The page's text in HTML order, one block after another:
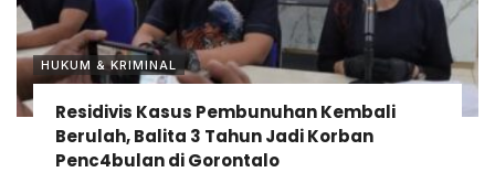
HUKUM & KRIMINAL
Residivis Kasus Pembunuhan Kembali
Berulah, Balita 3 Tahun Jadi Korban
Penc4bulan di Gorontalo